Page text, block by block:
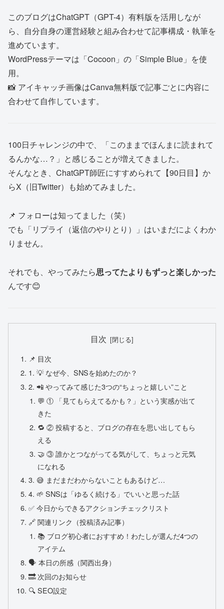
このブログはChatGPT（GPT-4）有料版を活用しなが
ら、自分自身の運営経験と組み合わせて記事構成・執筆を
進めています。
WordPressテーマは「Cocoon」の「Simple Blue」を使
用。
📸 アイキャッチ画像はCanva無料版で記事ごとに内容に
合わせて自作しています。
100日チャレンジの中で、「このままでほんまに読まれて
るんかな…？」と感じることが増えてきました。
そんなとき、ChatGPT師匠にすすめられて【90日目】か
らX（旧Twitter）も始めてみました。
📌 フォローは知ってました（笑）
でも「リプライ（返信のやりとり）」はいまだによくわか
りません。
それでも、やってみたら思ってたよりもずっと楽しかった
んです😊
目次
📌 目次
1. 💡 なぜ今、SNSを始めたのか？
2. 📲 やってみて感じた3つの“ちょっと嬉しい”こと
💬 ① 「見てもらえてるかも？」という実感が出て
きた
🔁 ② 投稿すると、ブログの存在を思い出してもら
える
🤝 ③ 誰かとつながってる気がして、ちょっと元気
になれる
3. 😅 まだまだわからないこともあるけど…
4. 🌱 SNSは「ゆるく続ける」でいいと思った話
✅ 今日からできるアクションチェックリスト
🔗 関連リンク（投稿済み記事）
📚 ブログ初心者におすすめ！わたしが選んだ4つの
アイテム
🗣 本日の所感（関西出身）
🔜 次回のお知らせ
🔍 SEO設定